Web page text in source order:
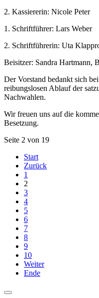
2. Kassiererin: Nicole Peter
1. Schriftführer: Lars Weber
2. Schriftführerin: Uta
Beisitzer: Sandra Hartmann,
Der Vorstand bedankt sich
reibungslosen Ablauf der
Nachwahlen.
Wir freuen uns auf die
Besetzung.
Seite 2 von 19
Start
Zurück
1
2
3
4
5
6
7
8
9
10
Weiter
Ende